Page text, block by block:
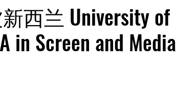
西兰 University of
in Screen and Media